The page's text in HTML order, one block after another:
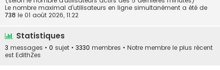
Le nombre maximal d’utilisateurs en ligne simultanément a été de
738 le 01 août 2026, 11:22
Statistiques
3 messages • 0 sujet • 3330 membres • Notre membre le plus récent
est EdithZes